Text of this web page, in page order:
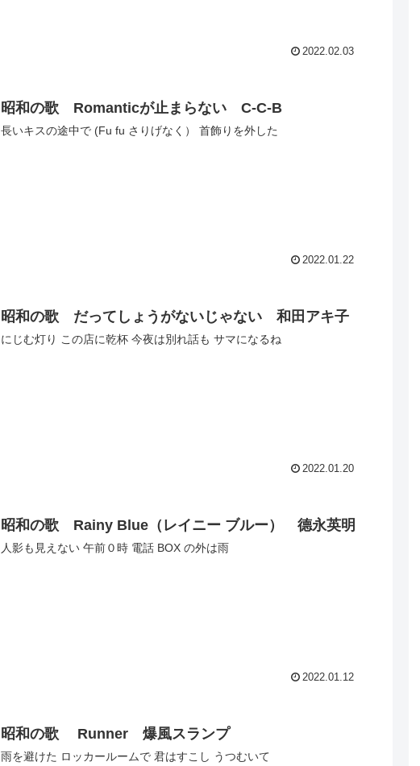
2022.02.03
昭和の歌 Romanticが止まらない C-C-B
長いキスの途中で (Fu fu さりげなく） 首飾りを外した
2022.01.22
昭和の歌 だってしょうがないじゃない 和田アキ子
にじむ灯り この店に乾杯 今夜は別れ話も サマになるね
2022.01.20
昭和の歌 Rainy Blue（レイニー ブルー） 德永英明
人影も見えない 午前０時 電話 BOX の外は雨
2022.01.12
昭和の歌 Runner 爆風スランプ
雨を避けた ロッカールームで 君はすこし うつむいて